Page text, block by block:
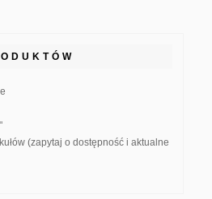
(zapytaj o dostępność i aktualne